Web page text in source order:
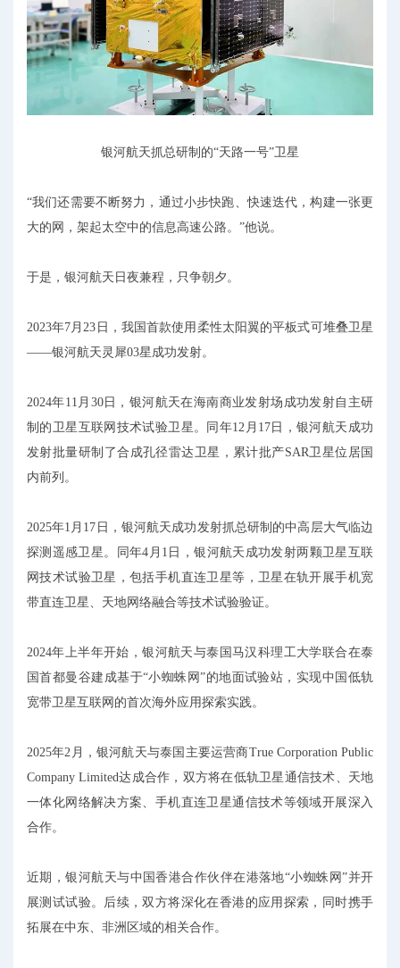
银河航天抓总研制的“天路一号”卫星
“我们还需要不断努力，通过小步快跑、快速迭代，构建一张更
大的网，架起太空中的信息高速公路。”他说。
于是，银河航天日夜兼程，只争朝夕。
2023年7月23日，我国首款使用柔性太阳翼的平板式可堆叠卫星
——银河航天灵犀03星成功发射。
2024年11月30日，银河航天在海南商业发射场成功发射自主研
制的卫星互联网技术试验卫星。同年12月17日，银河航天成功
发射批量研制了合成孔径雷达卫星，累计批产SAR卫星位居国
内前列。
2025年1月17日，银河航天成功发射抓总研制的中高层大气临边
探测遥感卫星。同年4月1日，银河航天成功发射两颗卫星互联
网技术试验卫星，包括手机直连卫星等，卫星在轨开展手机宽
带直连卫星、天地网络融合等技术试验验证。
2024年上半年开始，银河航天与泰国马汉科理工大学联合在泰
国首都曼谷建成基于“小蜘蛛网”的地面试验站，实现中国低轨
宽带卫星互联网的首次海外应用探索实践。
2025年2月，银河航天与泰国主要运营商True Corporation Public
Company Limited达成合作，双方将在低轨卫星通信技术、天地
一体化网络解决方案、手机直连卫星通信技术等领域开展深入
合作。
近期，银河航天与中国香港合作伙伴在港落地“小蜘蛛网”并开
展测试试验。后续，双方将深化在香港的应用探索，同时携手
拓展在中东、非洲区域的相关合作。